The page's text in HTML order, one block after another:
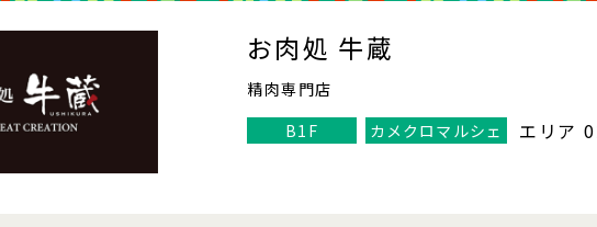
お肉処 牛蔵
精肉専門店
B1F
カメクロマルシェ エリア